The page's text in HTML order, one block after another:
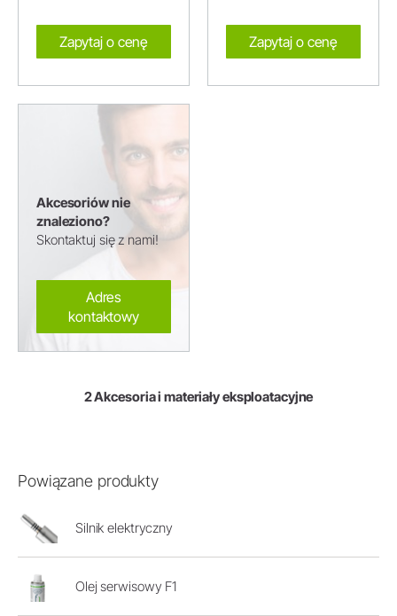
Zapytaj o cenę Zapytaj o cenę
Akcesoriów nie
znaleziono?
Skontaktuj się z nami!
Adres
kontaktowy
2 Akcesoria i materiały eksploatacyjne
Powiązane produkty
Silnik elektryczny
Olej serwisowy F1